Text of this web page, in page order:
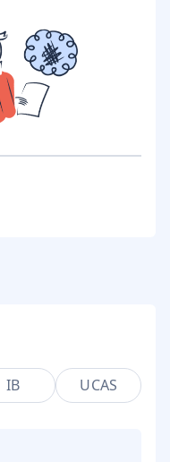
IB UCAS